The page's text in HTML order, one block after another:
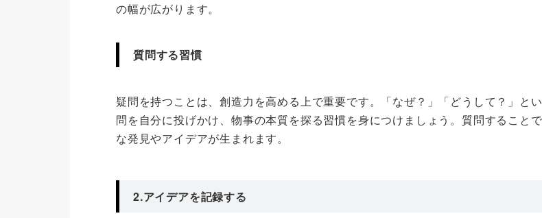
の幅が広がります。
質問する習慣
疑問を持つことは、創造力を高める上で重要です。「なぜ？」「どうして？」と
問を自分に投げかけ、物事の本質を探る習慣を身につけましょう。質問すること
な発見やアイデアが生まれます。
2.アイデアを記録する